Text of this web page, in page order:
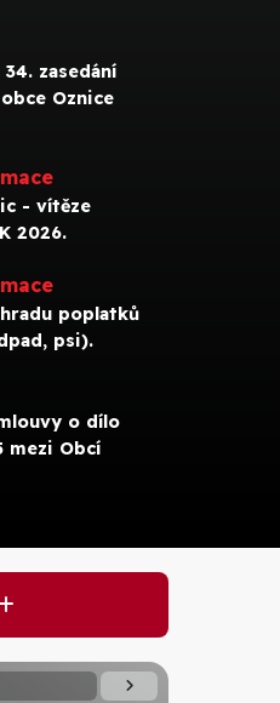
zasedání
Oznice
- vítěze
2026.
poplatků
psi).
o dílo
mezi Obcí